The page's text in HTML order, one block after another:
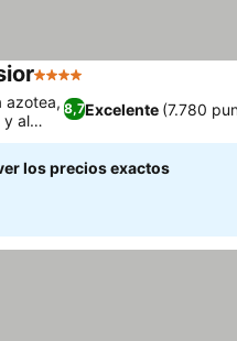
4 Estrellas
8,7Excelente (7.780
azotea,
y al
los precios exactos